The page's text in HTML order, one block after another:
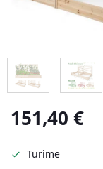
151,40 €
Turime